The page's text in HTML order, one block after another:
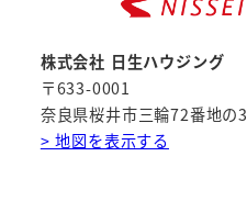
株式会社 日生ハウジング
〒633-0001
奈良県桜井市三輪72番地の3
> 地図を表示する